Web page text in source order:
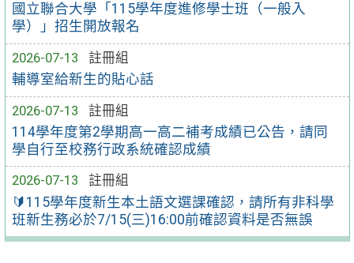
國立聯合大學「115學年度進修學士班（一般入
學）」招生開放報名
2026-07-13
註冊組
輔導室給新生的貼心話
2026-07-13
註冊組
114學年度第2學期高一高二補考成績已公告，請同
學自行至校務行政系統確認成績
2026-07-13
註冊組
🔰115學年度新生本土語文選課確認，請所有非科學
班新生務必於7/15(三)16:00前確認資料是否無誤